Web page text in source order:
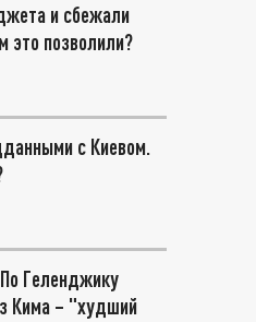
и сбежали
это позволили?
с Киевом.
Геленджику
Кима – "худший